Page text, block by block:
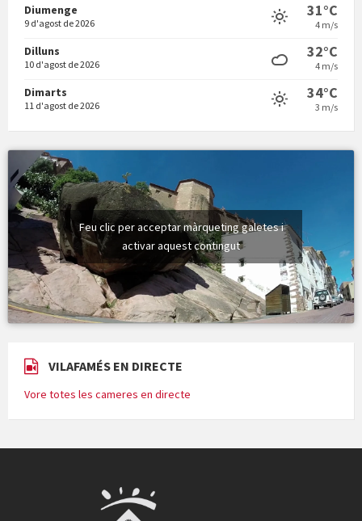
Vermuts a la Font. Hit parit
Diumenge
9 d'agost de 2026
31°C
4 m/s
Dilluns
10 d'agost de 2026
32°C
4 m/s
Dimarts
11 d'agost de 2026
34°C
3 m/s
Feu clic per acceptar màrqueting galetes i
activar aquest contingut
VILAFAMÉS EN DIRECTE
Vore totes les cameres en directe